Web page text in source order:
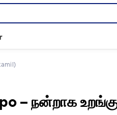
– நன்றாக உறங்கு,